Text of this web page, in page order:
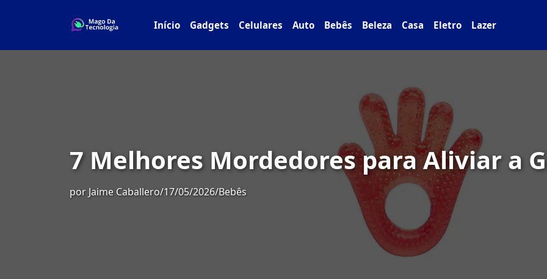
Início Gadgets Celulares Auto Bebês Beleza Casa Eletro Lazer
7 Melhores Mordedores para Aliviar a
por Jaime Caballero/17/05/2026/Bebês